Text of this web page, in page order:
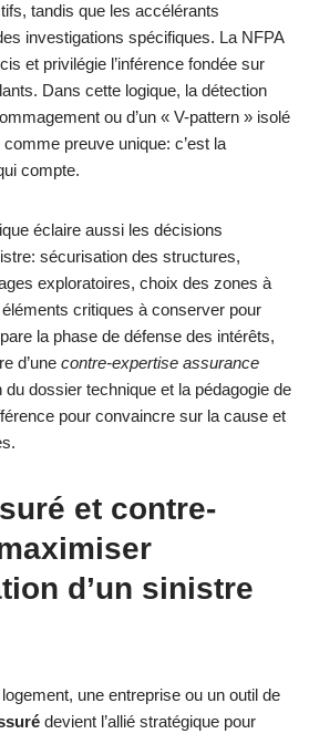
tandis que les accélérants
investigations spécifiques. La NFPA
et privilégie l’inférence fondée sur
Dans cette logique, la détection
ou d’un « V-pattern » isolé
preuve unique: c’est la
compte.
éclaire aussi les décisions
sécurisation des structures,
exploratoires, choix des zones à
critiques à conserver pour
la phase de défense des intérêts,
d’une contre-expertise assurance
du dossier technique et la pédagogie de
pour convaincre sur la cause et
et contre-
d’un sinistre
une entreprise ou un outil de
devient l’allié stratégique pour